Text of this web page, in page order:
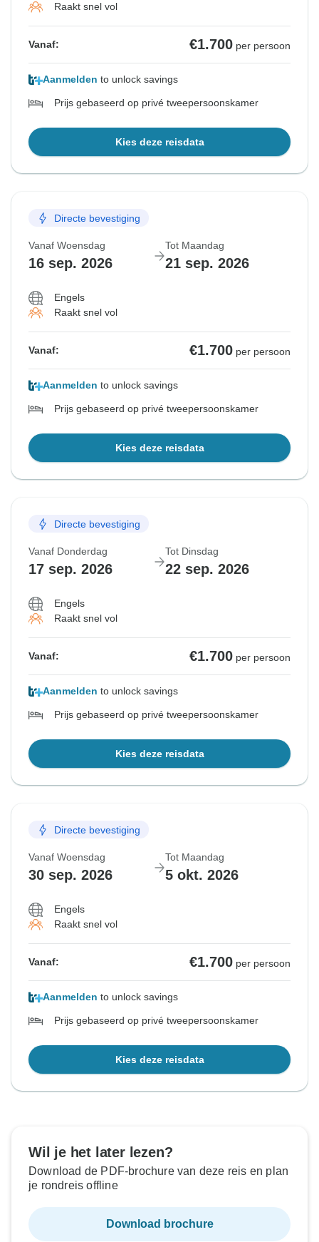
Raakt snel vol
Vanaf: €1.700 per persoon
Aanmelden to unlock savings
Prijs gebaseerd op privé tweepersoonskamer
Kies deze reisdata
Directe bevestiging
Vanaf Woensdag
16 sep. 2026
Tot Maandag
21 sep. 2026
Engels
Raakt snel vol
Vanaf: €1.700 per persoon
Aanmelden to unlock savings
Prijs gebaseerd op privé tweepersoonskamer
Kies deze reisdata
Directe bevestiging
Vanaf Donderdag
17 sep. 2026
Tot Dinsdag
22 sep. 2026
Engels
Raakt snel vol
Vanaf: €1.700 per persoon
Aanmelden to unlock savings
Prijs gebaseerd op privé tweepersoonskamer
Kies deze reisdata
Directe bevestiging
Vanaf Woensdag
30 sep. 2026
Tot Maandag
5 okt. 2026
Engels
Raakt snel vol
Vanaf: €1.700 per persoon
Aanmelden to unlock savings
Prijs gebaseerd op privé tweepersoonskamer
Kies deze reisdata
Wil je het later lezen?
Download de PDF-brochure van deze reis en plan
je rondreis offline
Download brochure